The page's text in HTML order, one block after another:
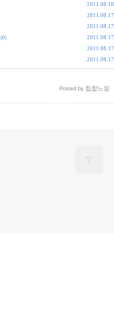
2011.08.18
2011.08.17
2011.08.17
(0) 2011.08.17
2011.08.17
2011.08.17
Posted by 힙합느낌